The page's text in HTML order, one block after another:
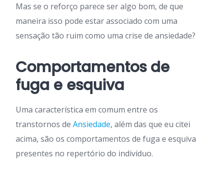
Mas se o reforço parece ser algo bom, de que
maneira isso pode estar associado com uma
sensação tão ruim como uma crise de ansiedade?
Comportamentos de
fuga e esquiva
Uma característica em comum entre os
transtornos de Ansiedade, além das que eu citei
acima, são os comportamentos de fuga e esquiva
presentes no repertório do indivíduo.